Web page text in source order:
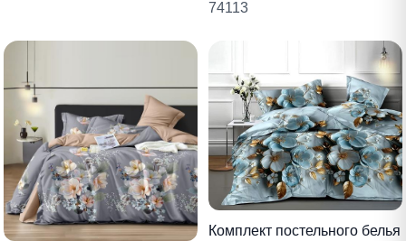
74113
Комплект постельного белья